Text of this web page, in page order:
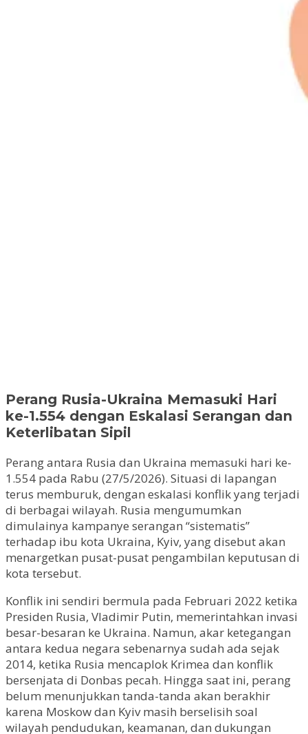
Perang Rusia-Ukraina Memasuki Hari
ke-1.554 dengan Eskalasi Serangan dan
Keterlibatan Sipil
Perang antara Rusia dan Ukraina memasuki hari ke-
1.554 pada Rabu (27/5/2026). Situasi di lapangan
terus memburuk, dengan eskalasi konflik yang terjadi
di berbagai wilayah. Rusia mengumumkan
dimulainya kampanye serangan “sistematis”
terhadap ibu kota Ukraina, Kyiv, yang disebut akan
menargetkan pusat-pusat pengambilan keputusan di
kota tersebut.
Konflik ini sendiri bermula pada Februari 2022 ketika
Presiden Rusia, Vladimir Putin, memerintahkan invasi
besar-besaran ke Ukraina. Namun, akar ketegangan
antara kedua negara sebenarnya sudah ada sejak
2014, ketika Rusia mencaplok Krimea dan konflik
bersenjata di Donbas pecah. Hingga saat ini, perang
belum menunjukkan tanda-tanda akan berakhir
karena Moskow dan Kyiv masih berselisih soal
wilayah pendudukan, keamanan, dan dukungan